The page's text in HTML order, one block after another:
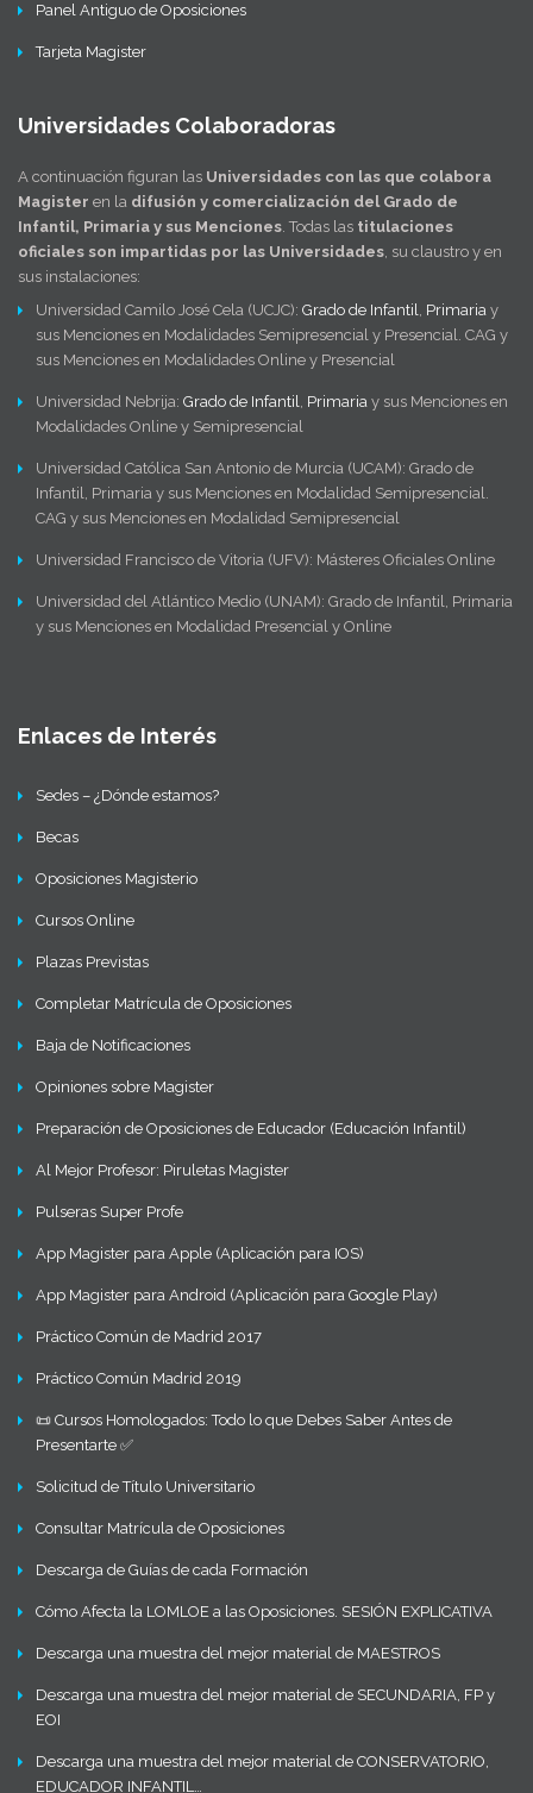
Panel Antiguo de Oposiciones
Tarjeta Magister
Universidades Colaboradoras
A continuación figuran las Universidades con las que colabora
Magister en la difusión y comercialización del Grado de
Infantil, Primaria y sus Menciones. Todas las titulaciones
oficiales son impartidas por las Universidades, su claustro y en
sus instalaciones:
Universidad Camilo José Cela (UCJC): Grado de Infantil, Primaria y
sus Menciones en Modalidades Semipresencial y Presencial. CAG y
sus Menciones en Modalidades Online y Presencial
Universidad Nebrija: Grado de Infantil, Primaria y sus Menciones en
Modalidades Online y Semipresencial
Universidad Católica San Antonio de Murcia (UCAM): Grado de
Infantil, Primaria y sus Menciones en Modalidad Semipresencial.
CAG y sus Menciones en Modalidad Semipresencial
Universidad Francisco de Vitoria (UFV): Másteres Oficiales Online
Universidad del Atlántico Medio (UNAM): Grado de Infantil, Primaria
y sus Menciones en Modalidad Presencial y Online
Enlaces de Interés
Sedes – ¿Dónde estamos?
Becas
Oposiciones Magisterio
Cursos Online
Plazas Previstas
Completar Matrícula de Oposiciones
Baja de Notificaciones
Opiniones sobre Magister
Preparación de Oposiciones de Educador (Educación Infantil)
Al Mejor Profesor: Piruletas Magister
Pulseras Super Profe
App Magister para Apple (Aplicación para IOS)
App Magister para Android (Aplicación para Google Play)
Práctico Común de Madrid 2017
Práctico Común Madrid 2019
📜 Cursos Homologados: Todo lo que Debes Saber Antes de
Presentarte ✅
Solicitud de Título Universitario
Consultar Matrícula de Oposiciones
Descarga de Guías de cada Formación
Cómo Afecta la LOMLOE a las Oposiciones. SESIÓN EXPLICATIVA
Descarga una muestra del mejor material de MAESTROS
Descarga una muestra del mejor material de SECUNDARIA, FP y
EOI
Descarga una muestra del mejor material de CONSERVATORIO,
EDUCADOR INFANTIL…